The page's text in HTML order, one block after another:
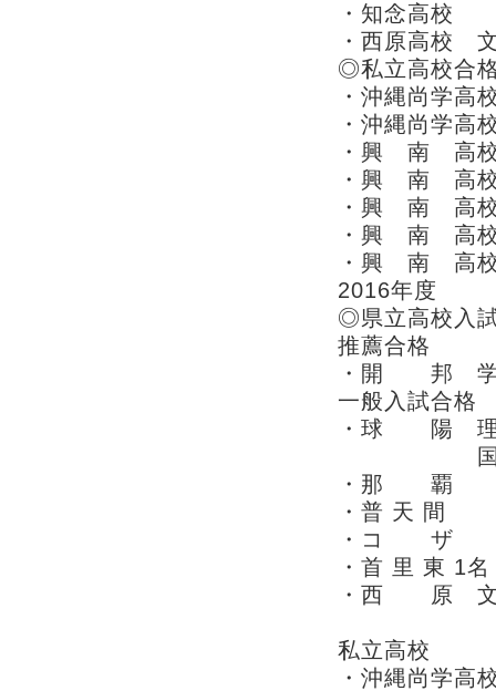
・知念
・西原高
◎私立高校合
・沖縄尚学
・沖縄尚学
・興 南 高
・興 南 高
・興 南 高
・興 南 高
・興 南 高
2016年度
◎県立高校入
推薦合格
・開 邦 学
一般入試合
・球 陽
国際
・那
・普 天
・コ
・首 里 東 1名
・西 原
私立高校
・沖縄尚学